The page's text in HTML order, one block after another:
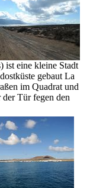
ist eine kleine Stadt
gebaut La
im Quadrat und
Tür fegen den